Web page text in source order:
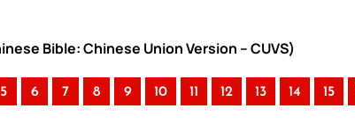
Bible: Chinese Union Version – CUVS)
5 6 7 8 9 10 11 12 13 14 15